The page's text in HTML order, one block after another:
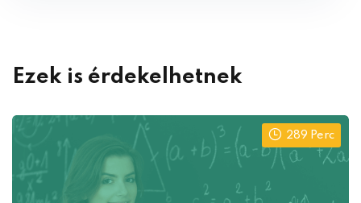
Ezek is érdekelhetnek
289 Perc